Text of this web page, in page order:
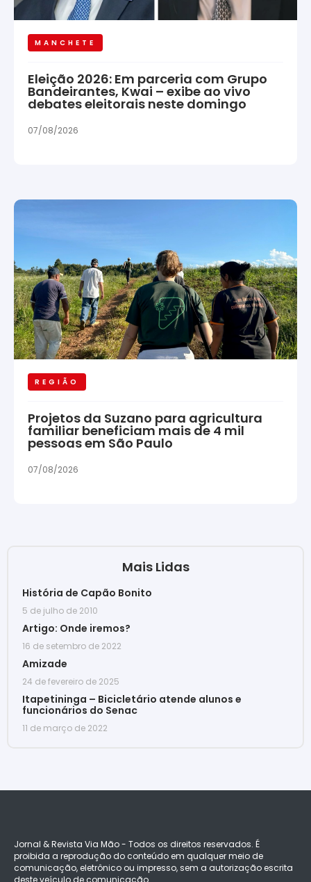
MANCHETE
Eleição 2026: Em parceria com Grupo
Bandeirantes, Kwai – exibe ao vivo
debates eleitorais neste domingo
07/08/2026
REGIÃO
Projetos da Suzano para agricultura
familiar beneficiam mais de 4 mil
pessoas em São Paulo
07/08/2026
Mais Lidas
História de Capão Bonito
5 de julho de 2010
Artigo: Onde iremos?
16 de setembro de 2022
Amizade
24 de fevereiro de 2025
Itapetininga – Bicicletário atende alunos e
funcionários do Senac
11 de março de 2022
Jornal & Revista Via Mão - Todos os direitos reservados. É
proibida a reprodução do conteúdo em qualquer meio de
comunicação, eletrônico ou impresso, sem a autorização escrita